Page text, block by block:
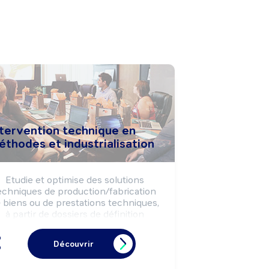
technique en
et industrialisation
Etudie et optimise des solutions
de production/fabrication
biens ou de prestations techniques,
à partir de dossiers de définition
Les formalise sous forme de
documents techniques selon les
normes réglementaires et les
Découvrir